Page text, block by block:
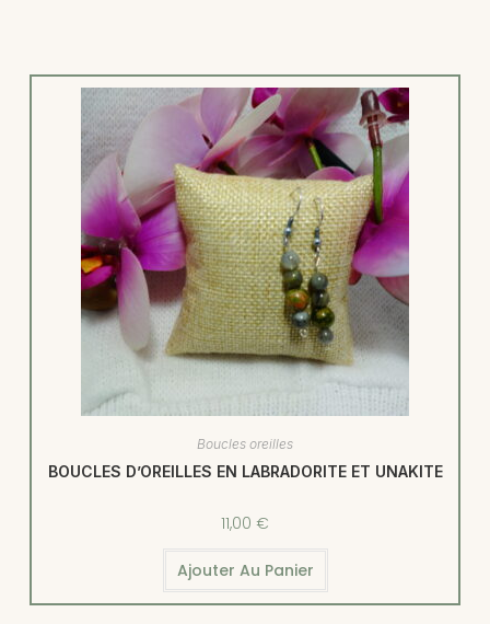
Boucles oreilles
BOUCLES D’OREILLES EN LABRADORITE ET UNAKITE
11,00 €
Ajouter Au Panier